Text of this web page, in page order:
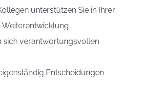
unterstützen Sie in Ihrer
Weiterentwicklung
sich verantwortungsvollen
Entscheidungen